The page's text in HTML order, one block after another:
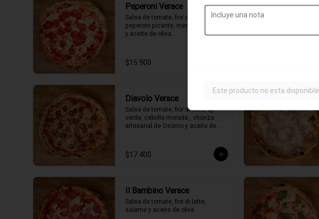
Peperoni Verace
Salsa de tomate, fior di latte,
peperoni picante, merkén, orégano
y aceite de oliva.
$15.900
Diavolo Verace
Salsa de tomate, fior di latte, ají
verde, cebolla morada , chorizo
artesanal de Osorno y aceite de
$17.400
Il Bambino Verace
Salsa de tomate, fior di latte,
salame y aceite de oliva.
Este producto no esta disponible